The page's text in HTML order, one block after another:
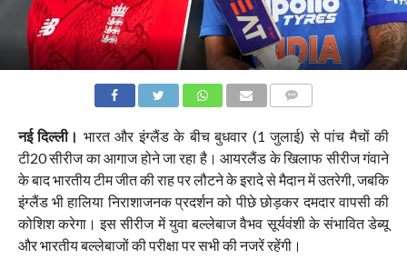
नई दिल्ली। भारत और इंग्लैंड के बीच बुधवार (1 जुलाई) से पांच मैचों की
टी20 सीरीज का आगाज होने जा रहा है। आयरलैंड के खिलाफ सीरीज गंवाने
के बाद भारतीय टीम जीत की राह पर लौटने के इरादे से मैदान में उतरेगी, जबकि
इंग्लैंड भी हालिया निराशाजनक प्रदर्शन को पीछे छोड़कर दमदार वापसी की
कोशिश करेगा। इस सीरीज में युवा बल्लेबाज वैभव सूर्यवंशी के संभावित डेब्यू
और भारतीय बल्लेबाजों की परीक्षा पर सभी की नजरें रहेंगी।